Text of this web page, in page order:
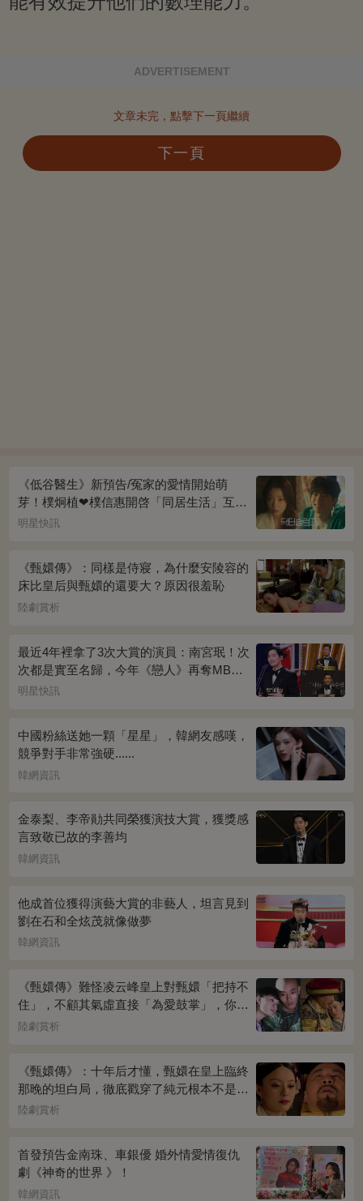
ADVERTISEMENT
文章未完，點擊下一頁繼續
下一頁
《低谷醫生》新預告/冤家的愛情開始萌
芽！樸炯植❤樸信惠開啓「同居生活」互相
共鳴、安慰~
明星快訊
《甄嬛傳》：同樣是侍寢，為什麼安陵容的
床比皇后與甄嬛的還要大？原因很羞恥
陸劇賞析
最近4年裡拿了3次大賞的演員：南宮珉！次
次都是實至名歸，今年《戀人》再奪MBC
演技大賞
明星快訊
中國粉絲送她一顆「星星」，韓網友感嘆，
競爭對手非常強硬......
韓網資訊
金泰梨、李帝勛共同榮獲演技大賞，獲獎感
言致敬已故的李善均
韓網資訊
他成首位獲得演藝大賞的非藝人，坦言見到
劉在石和全炫茂就像做夢
韓網資訊
《甄嬛傳》難怪凌云峰皇上對甄嬛「把持不
住」，不顧其氣虛直接「為愛鼓掌」，你看
桌上放的啥？簡直一目了然
陸劇賞析
《甄嬛傳》：十年后才懂，甄嬛在皇上臨終
那晚的坦白局，徹底戳穿了純元根本不是被
宜修害死的真相！
陸劇賞析
首發預告金南珠、車銀優 婚外情愛情復仇
劇《神奇的世界 》！
韓網資訊